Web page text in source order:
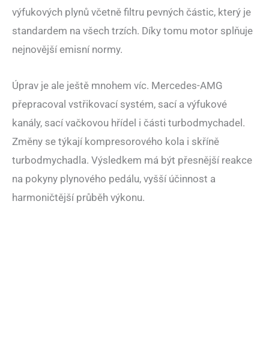
výfukových plynů včetně filtru pevných částic, který je
standardem na všech trzích. Díky tomu motor splňuje
nejnovější emisní normy.
Úprav je ale ještě mnohem víc. Mercedes-AMG
přepracoval vstřikovací systém, sací a výfukové
kanály, sací vačkovou hřídel i části turbodmychadel.
Změny se týkají kompresorového kola i skříně
turbodmychadla. Výsledkem má být přesnější reakce
na pokyny plynového pedálu, vyšší účinnost a
harmoničtější průběh výkonu.